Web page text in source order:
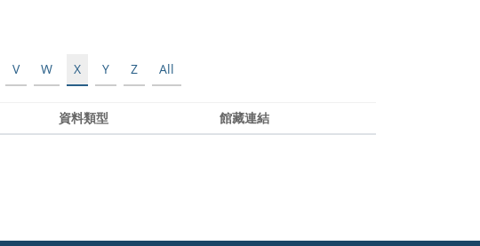
V W X Y Z All
資料類型 館藏連結